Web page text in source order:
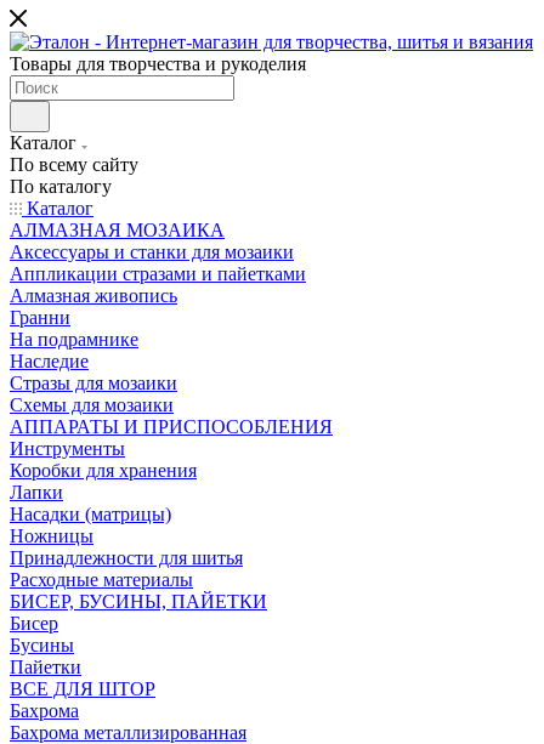
Товары для творчества и рукоделия
Каталог
По всему сайту
По каталогу
Каталог
АЛМАЗНАЯ МОЗАИКА
Аксессуары и станки для мозаики
Аппликации стразами и пайетками
Алмазная живопись
Гранни
На подрамнике
Наследие
Стразы для мозаики
Схемы для мозаики
АППАРАТЫ И ПРИСПОСОБЛЕНИЯ
Инструменты
Коробки для хранения
Лапки
Насадки (матрицы)
Ножницы
Принадлежности для шитья
Расходные материалы
БИСЕР, БУСИНЫ, ПАЙЕТКИ
Бисер
Бусины
Пайетки
ВСЕ ДЛЯ ШТОР
Бахрома
Бахрома металлизированная